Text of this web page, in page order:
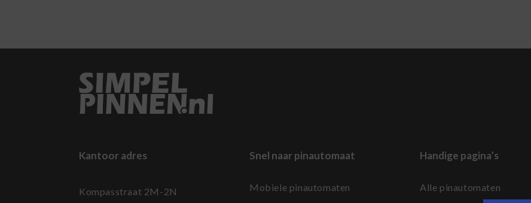
Kantoor adres
Kompasstraat 2M-2N
Snel naar pinautomaat
Mobiele pinautomaten
Handige pagina’s
Alle pinautomaten